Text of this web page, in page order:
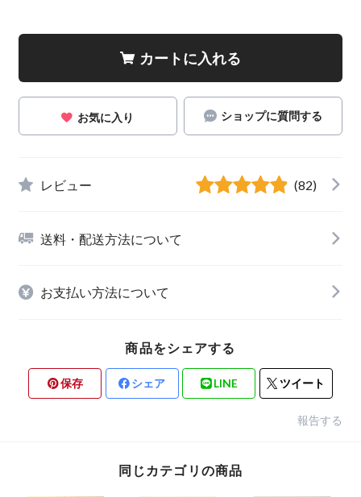
カートに入れる
お気に入り ショップに質問する
レビュー (82)
送料・配送方法について
お支払い方法について
商品をシェアする
保存 シェア LINE ツイート
報告する
同じカテゴリの商品